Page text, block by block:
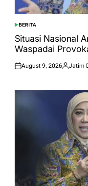
POSTED
IN
BERITA
Situasi Nasional
Waspadai
Posted
August 9, 2026
Posted
Jatim